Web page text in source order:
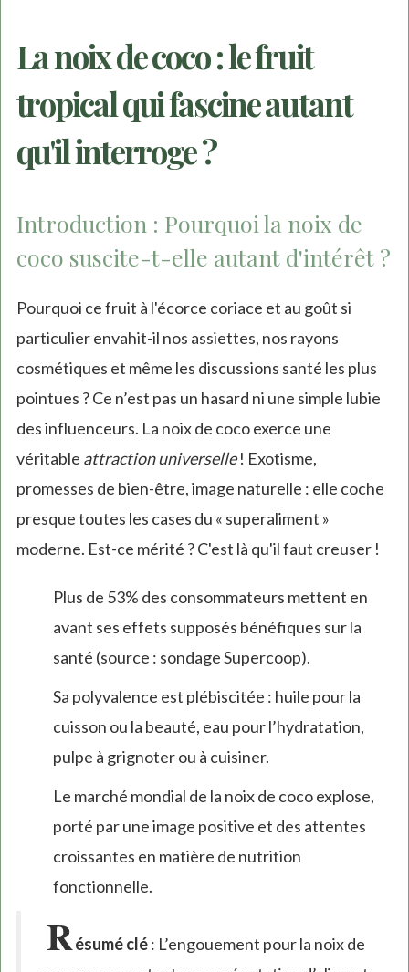
La noix de coco : le fruit
tropical qui fascine autant
qu'il interroge ?
Introduction : Pourquoi la noix de
coco suscite-t-elle autant d'intérêt ?
Pourquoi ce fruit à l'écorce coriace et au goût si
particulier envahit-il nos assiettes, nos rayons
cosmétiques et même les discussions santé les plus
pointues ? Ce n’est pas un hasard ni une simple lubie
des influenceurs. La noix de coco exerce une
véritable attraction universelle! Exotisme,
promesses de bien-être, image naturelle : elle coche
presque toutes les cases du « superaliment »
moderne. Est-ce mérité ? C'est là qu'il faut creuser !
Plus de 53% des consommateurs mettent en
avant ses effets supposés bénéfiques sur la
santé (source : sondage Supercoop).
Sa polyvalence est plébiscitée : huile pour la
cuisson ou la beauté, eau pour l’hydratation,
pulpe à grignoter ou à cuisiner.
Le marché mondial de la noix de coco explose,
porté par une image positive et des attentes
croissantes en matière de nutrition
fonctionnelle.
Résumé clé: L’engouement pour la noix de